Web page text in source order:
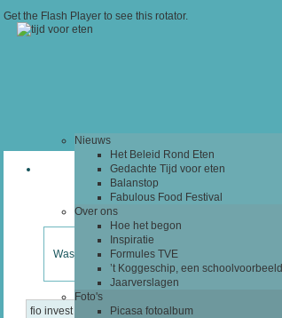
Get the Flash Player to see this rotator.
Nieuws
Het Beleid Rond Eten
Gedachte Tijd voor eten
Balanstop
Fabulous Food Festival
Over ons
Hoe het begon
Inspiratie
Formules TVE
’t Koggeschip, een schoolvoorbeeld
Jaarverslagen
Foto's
Picasa fotoalbum
Was het lekker? Nog tips of wensen?
fio invest